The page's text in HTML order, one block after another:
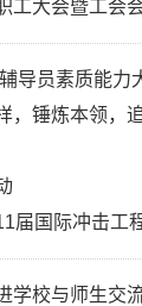
工大会暨工会
导员素质能力
，锤炼本领，
届国际冲击工
学校与师生交